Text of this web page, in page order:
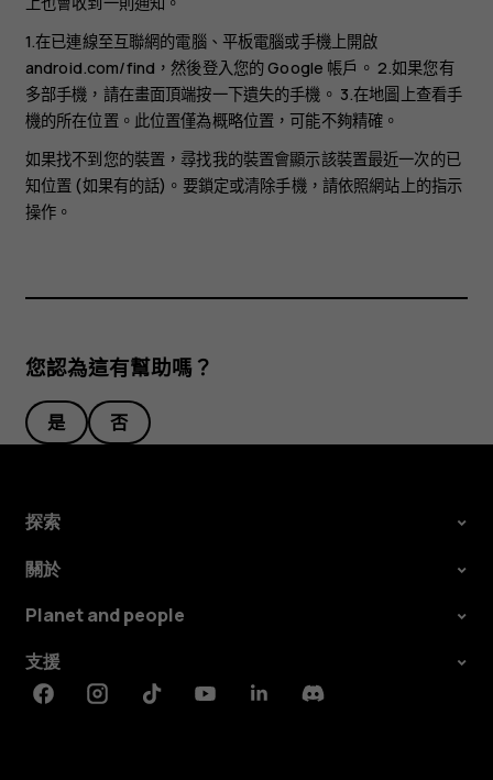
1.在已連線至互聯網的電腦、平板電腦或手機上開啟
android.com/find，然後登入您的 Google 帳戶。 2.如果您有
多部手機，請在畫面頂端按一下遺失的手機。 3.在地圖上查看手
機的所在位置。此位置僅為概略位置，可能不夠精確。
如果找不到您的裝置，尋找我的裝置會顯示該裝置最近一次的已
知位置 (如果有的話)。要鎖定或清除手機，請依照網站上的指示
操作。
您認為這有幫助嗎？
是 否
探索
關於
Planet and people
支援
FacebookInstagramTiktokYoutubeLinkedinDiscord